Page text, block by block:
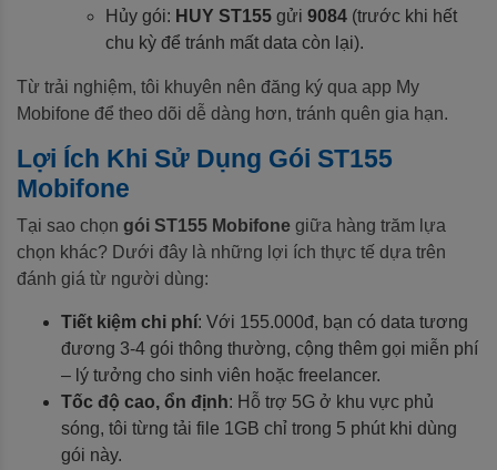
Hủy gói: HUY ST155 gửi 9084 (trước khi hết
chu kỳ để tránh mất data còn lại).
Từ trải nghiệm, tôi khuyên nên đăng ký qua app My
Mobifone để theo dõi dễ dàng hơn, tránh quên gia hạn.
Lợi Ích Khi Sử Dụng Gói ST155
Mobifone
Tại sao chọn gói ST155 Mobifone giữa hàng trăm lựa
chọn khác? Dưới đây là những lợi ích thực tế dựa trên
đánh giá từ người dùng:
Tiết kiệm chi phí: Với 155.000đ, bạn có data tương
đương 3-4 gói thông thường, cộng thêm gọi miễn phí
– lý tưởng cho sinh viên hoặc freelancer.
Tốc độ cao, ổn định: Hỗ trợ 5G ở khu vực phủ
sóng, tôi từng tải file 1GB chỉ trong 5 phút khi dùng
gói này.